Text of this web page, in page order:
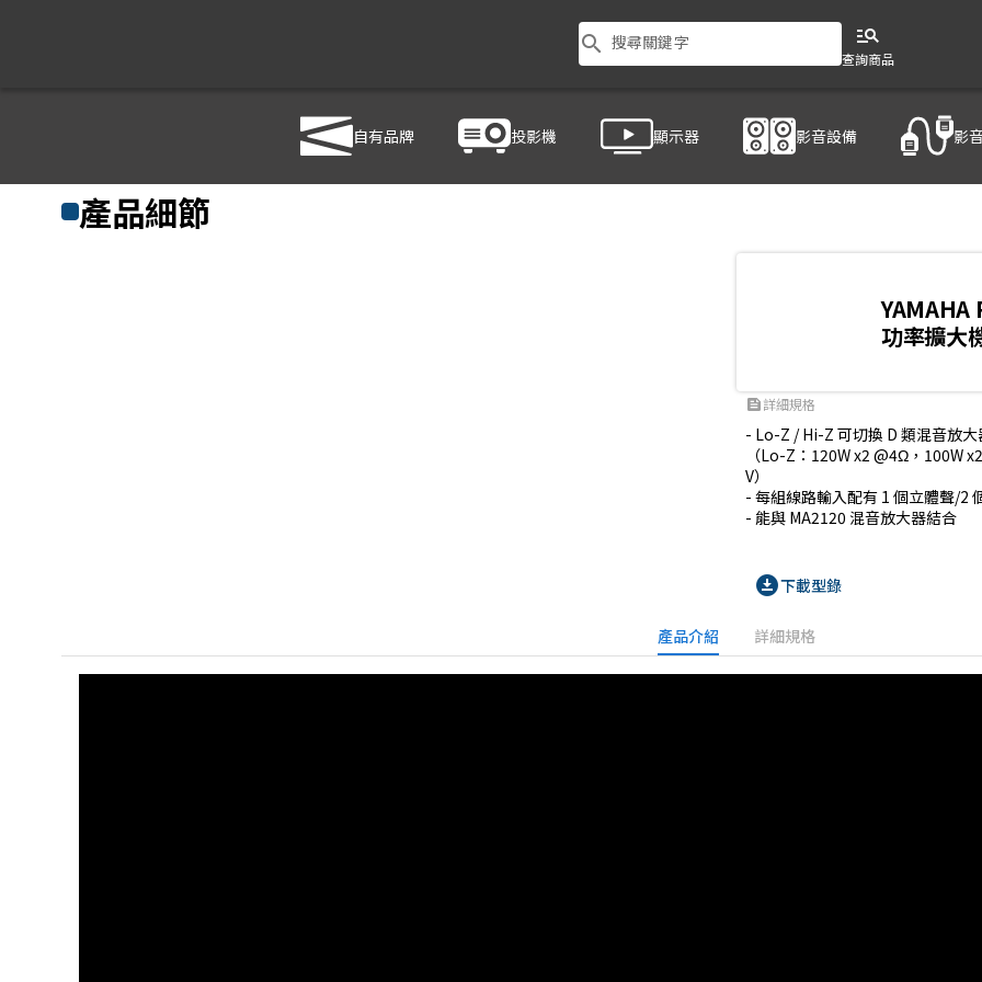
search 搜尋關鍵字 manage_search
查詢商品
自有品牌 投影機 顯示器 影音設備 影
YAMAHA PA2120
產品細節
YAMAHA
功率擴大
feed詳細規格
- Lo-Z / Hi-Z 可切換 D 類混音放大
（Lo-Z：120W x2 @4Ω，100W
V）
- 每組線路輸入配有 1 個立體聲/2
- 能與 MA2120 混音放大器結合
download_for_offline下載型錄
產品介紹 詳細規格